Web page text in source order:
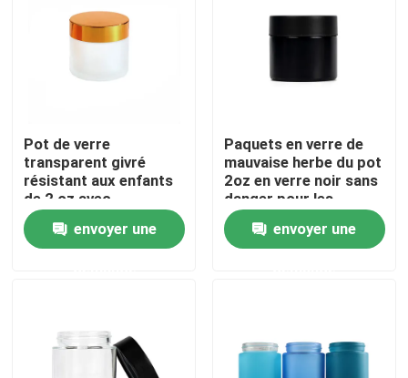
Maison
Vidéos
Pot de verre
transparent givré
résistant aux enfants
de 2 oz avec
couvercle doré
envoyer une
Paquets en verre de
mauvaise herbe du pot
2oz en verre noir sans
danger pour les
enfants
envoyer une